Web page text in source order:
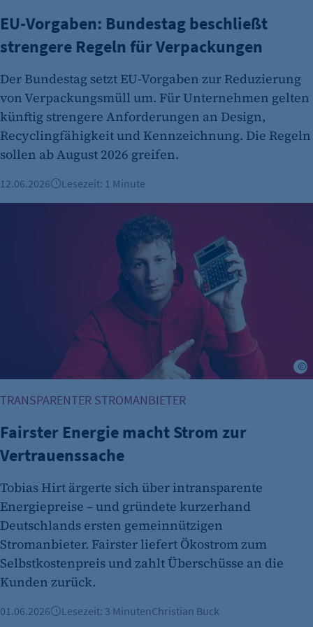
Cookie Consent
cookie_consent
Zweck:
Dieser Cookie speichert die ausgewählten
Einverständnis-Optionen des Benutzers
Cookie Laufzeit:
1 Jahr
etracker Analytics
Name:
et_oi_v2
etracker GmbH
Zweck:
Cookie Erkennung
2 Jahre
etracker Analytics
Name:
et_allow_cookies
Anbieter:
etracker GmbH
EU-Vorgaben: Bundestag beschließt
strengere Regeln für Verpackungen
Der Bundestag setzt EU-Vorgaben zur Reduzierung
von Verpackungsmüll um. Für Unternehmen gelten
künftig strengere Anforderungen an Design,
Recyclingfähigkeit und Kennzeichnung. Die Regeln
sollen ab August 2026 greifen.
12.06.2026 Lesezeit: 1 Minute
Fairster Energie macht Strom zur Vertrauenssache
TRANSPARENTER STROMANBIETER
Fairster Energie macht Strom zur
Vertrauenssache
Tobias Hirt ärgerte sich über intransparente
Energiepreise – und gründete kurzerhand
Deutschlands ersten gemeinnützigen
Stromanbieter. Fairster liefert Ökostrom zum
Selbstkostenpreis und zahlt Überschüsse an die
Kunden zurück.
01.06.2026 Lesezeit: 3 MinutenChristian Buck